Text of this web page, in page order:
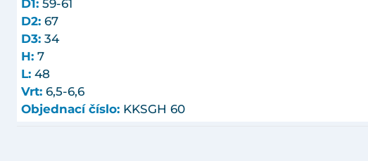
D1: 59-61
D2: 67
D3: 34
H: 7
L: 48
Vrt: 6,5-6,6
Objednací číslo: KKSGH 60